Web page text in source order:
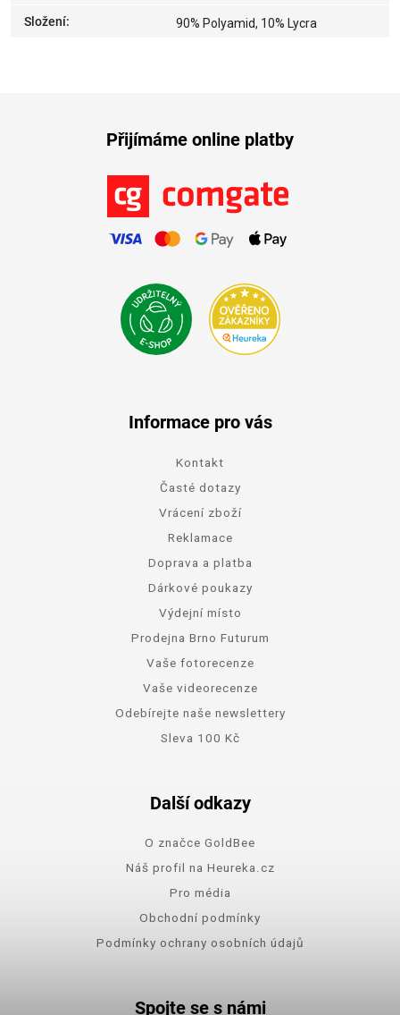
Složení: 90% Polyamid, 10% Lycra
Přijímáme online platby
Informace pro vás
Kontakt
Časté dotazy
Vrácení zboží
Reklamace
Doprava a platba
Dárkové poukazy
Výdejní místo
Prodejna Brno Futurum
Vaše fotorecenze
Vaše videorecenze
Odebírejte naše newslettery
Sleva 100 Kč
Další odkazy
O značce GoldBee
Náš profil na Heureka.cz
Pro média
Obchodní podmínky
Podmínky ochrany osobních údajů
Spojte se s námi